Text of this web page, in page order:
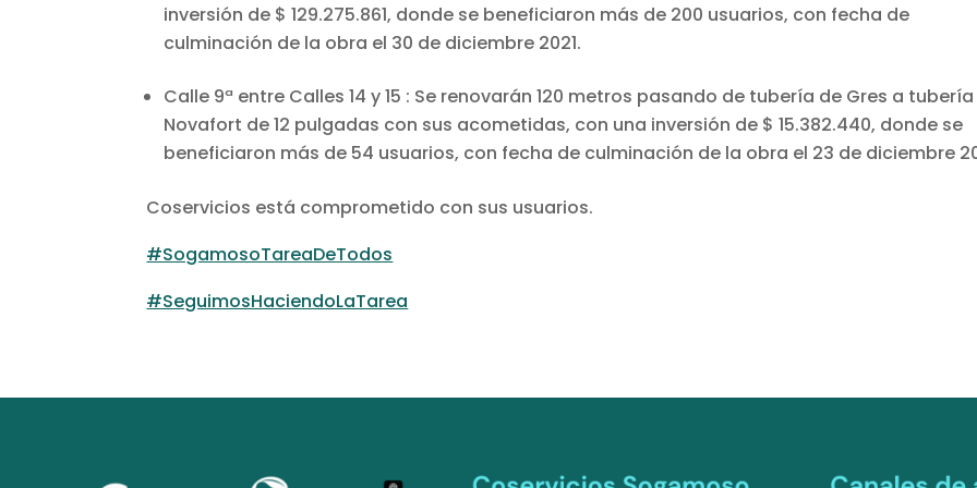
inversión de $ 129.275.861, donde se beneficiaron más de 200 usuarios, con fecha de
culminación de la obra el 30 de diciembre 2021.
Calle 9ª entre Calles 14 y 15 : Se renovarán 120 metros pasando de tubería de Gres a tubería
Novafort de 12 pulgadas con sus acometidas, con una inversión de $ 15.382.440, donde se
beneficiaron más de 54 usuarios, con fecha de culminación de la obra el 23 de diciembre
Coservicios está comprometido con sus usuarios.
#SogamosoTareaDeTodos
#SeguimosHaciendoLaTarea